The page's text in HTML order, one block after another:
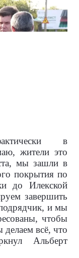
в
жители это
мы зашли в
покрытия по
до Илекской
завершить
и мы
чтобы
всё, что
Альберт